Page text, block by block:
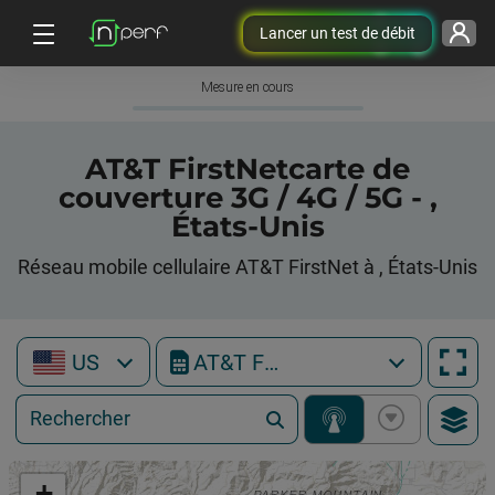
Lancer un test de débit
Mesure en cours
AT&T FirstNetcarte de
couverture 3G / 4G / 5G - ,
États-Unis
Réseau mobile cellulaire AT&T FirstNet à , États-Unis
US AT&T FirstNet